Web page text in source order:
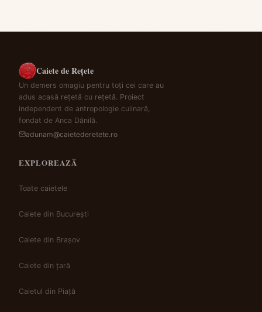
Caiete de Rețete
Un demers omagiu pentru toți cei care au
adus acasă rețetă cu rețetă. Proiect
independent de antropologie culinară,
fondat de Anca Dănilă.
adunam@caietederetete.ro
EXPLOREAZĂ
Toate caietele
Caiete din București
Caiete din Brașov
Caiete din țară
Caietul din Piață